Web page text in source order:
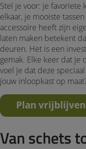
Stel je voor: je favoriete
elkaar, je mooiste
accessoire heeft zijn
laten maken betekent
deuren. Het is een
gemak. Elke keer dat je
voel je dat deze
jouw inloopkast op
Plan
Van schets